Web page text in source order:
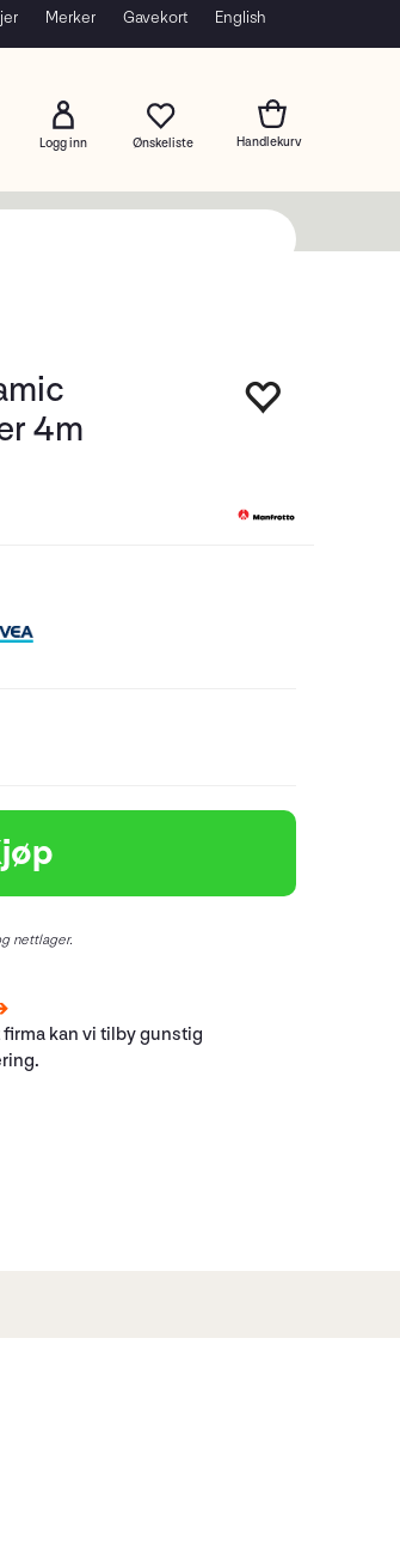
Merker Gavekort English
Logg inn
4m
nettlager.
firma kan vi tilby gunstig